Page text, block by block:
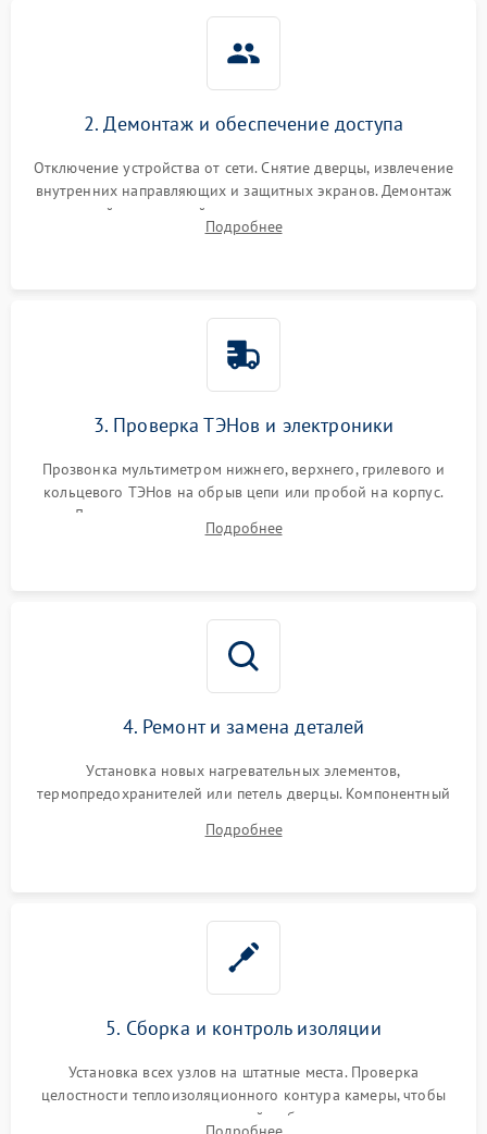
2. Демонтаж и обеспечение доступа
Отключение устройства от сети. Снятие дверцы, извлечение
внутренних направляющих и защитных экранов. Демонтаж
задней или верхней панели для прямого доступа к
нагревательным элементам, плате и вентиляторам.
Подробнее
3. Проверка ТЭНов и электроники
Прозвонка мультиметром нижнего, верхнего, грилевого и
кольцевого ТЭНов на обрыв цепи или пробой на корпус.
Диагностика термостата, датчиков температуры,
переключателя режимов и мотора конвекции.
Подробнее
4. Ремонт и замена деталей
Установка новых нагревательных элементов,
термопредохранителей или петель дверцы. Компонентный
выгоревших реле, восстановление контактов и замена
Подробнее
5. Сборка и контроль изоляции
Установка всех узлов на штатные места. Проверка
целостности теплоизоляционного контура камеры, чтобы
исключить перегрев кухонной мебели и потерю тепла.